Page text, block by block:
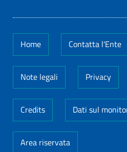
Home Contatta l'Ente
Note legali Privacy
Credits Dati sul
Area riservata